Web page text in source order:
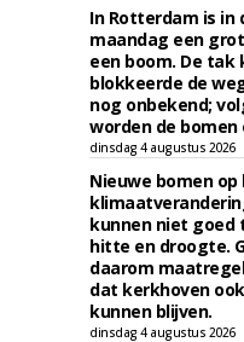
In Rotterdam is in
maandag een
een boom. De tak
blokkeerde de
nog onbekend;
worden de bomen
dinsdag 4 augustus 2026
Nieuwe bomen
kunnen niet goed
hitte en droogte.
daarom
dat kerkhoven
kunnen blijven.
dinsdag 4 augustus 2026